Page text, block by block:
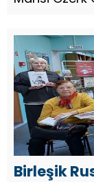
Birleşik